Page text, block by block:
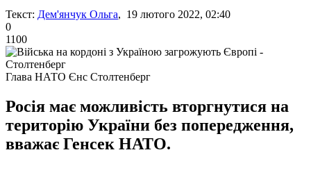
Текст: Дем'янчук Ольга, 19 лютого 2022, 02:40
0
1100
Глава НАТО Єнс Столтенберг
Росія має можливість вторгнутися на
територію України без попередження,
вважає Генсек НАТО.